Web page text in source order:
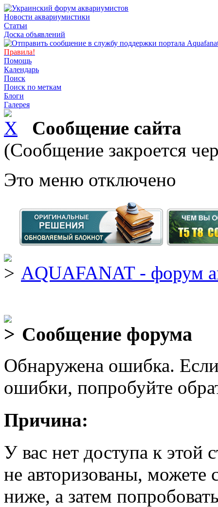
Новости аквариумистики
Статьи
Доска объявлений
Правила!
Помощь
Календарь
Поиск
Поиск по меткам
Блоги
Галерея
Сообщение сайта
(Сообщение закроется
Это меню отключено
AQUAFANAT - форум
Сообщение форума
Обнаружена ошибка.
ошибки, попробуйте
Причина:
У вас нет доступа к
не авторизованы, можете
ниже, а затем